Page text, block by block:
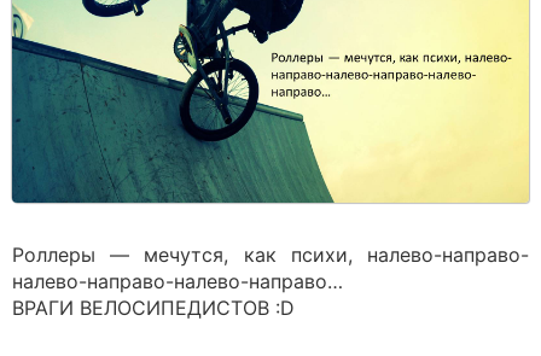
Роллеры — мечутся, как психи, налево-направо-
налево-направо-налево-направо…
ВРАГИ ВЕЛОСИПЕДИСТОВ :D